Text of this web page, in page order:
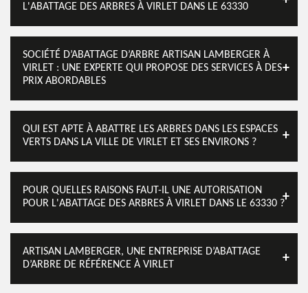
L'ABATTAGE DES ARBRES À VIRLET DANS LE 63330
SOCIÉTÉ D’ABATTAGE D’ARBRE ARTISAN LAMBERGER À
VIRLET : UNE EXPERTE QUI PROPOSE DES SERVICES À DES
PRIX ABORDABLES
QUI EST APTE À ABATTRE LES ARBRES DANS LES ESPACES
VERTS DANS LA VILLE DE VIRLET ET SES ENVIRONS ?
POUR QUELLES RAISONS FAUT-IL UNE AUTORISATION
POUR L'ABATTAGE DES ARBRES À VIRLET DANS LE 63330 ?
ARTISAN LAMBERGER, UNE ENTREPRISE D’ABATTAGE
D’ARBRE DE RÉFÉRENCE À VIRLET